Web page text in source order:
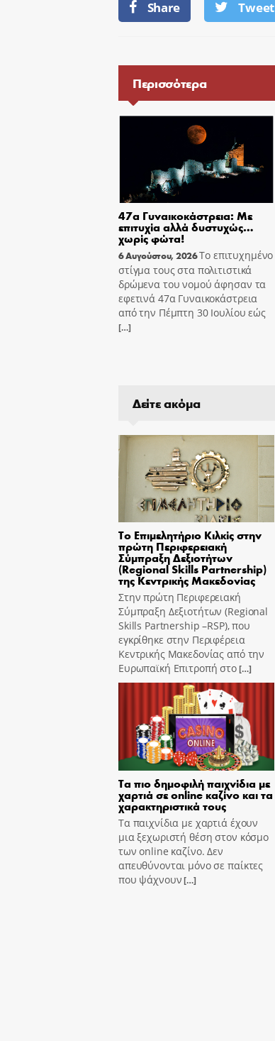
Share Tweet
Περισσότερα
47α Γυναικοκάστρεια: Με
επιτυχία αλλά δυστυχώς…
χωρίς φώτα!
6 Αυγούστου, 2026Το επιτυχημένο
στίγμα τους στα πολιτιστικά
δρώμενα του νομού άφησαν τα
εφετινά 47α Γυναικοκάστρεια
από την Πέμπτη 30 Ιουλίου εώς
[…]
Δείτε ακόμα
Το Επιμελητήριο Κιλκίς στην
πρώτη Περιφερειακή
Σύμπραξη Δεξιοτήτων
(Regional Skills Partnership)
της Κεντρικής Μακεδονίας
Στην πρώτη Περιφερειακή
Σύμπραξη Δεξιοτήτων (Regional
Skills Partnership –RSP), που
εγκρίθηκε στην Περιφέρεια
Κεντρικής Μακεδονίας από την
Ευρωπαϊκή Επιτροπή στο[…]
Τα πιο δημοφιλή παιχνίδια με
χαρτιά σε online καζίνο και τα
χαρακτηριστικά τους
Τα παιχνίδια με χαρτιά έχουν
μια ξεχωριστή θέση στον κόσμο
των online καζίνο. Δεν
απευθύνονται μόνο σε παίκτες
που ψάχνουν[…]